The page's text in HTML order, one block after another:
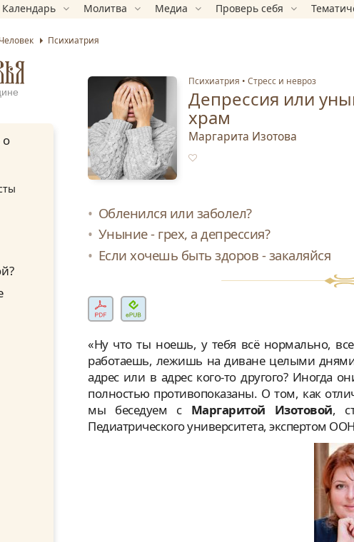
Календарь Молитва Медиа Проверь себя
Человек Психиатрия
Психиатрия Стресс и невроз
Депрессия или
храм
Маргарита Изотова
Обленился или заболел?
Уныние - грех, а депрессия?
Если хочешь быть здоров - закаляйся
«Ну что ты ноешь, у тебя всё нормально,
работаешь, лежишь на диване целыми
адрес или в адрес кого-то другого? Иногда
полностью противопоказаны. О том, как
мы беседуем с Маргаритой Изотовой,
Педиатрического университета, экспертом
о